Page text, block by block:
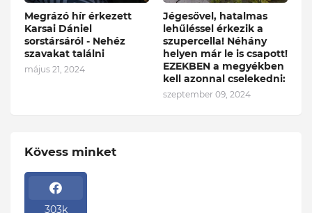
Megrázó hír érkezett
Karsai Dániel
sorstársáról - Nehéz
szavakat találni
május 21, 2024
Jégesővel, hatalmas
lehűléssel érkezik a
szupercella! Néhány
helyen már le is csapott!
EZEKBEN a megyékben
kell azonnal cselekedni:
szeptember 09, 2024
Kövess minket
303k